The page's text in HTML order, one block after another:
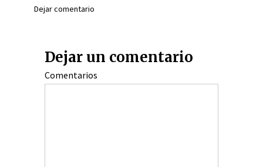
Dejar comentario
Dejar un comentario
Comentarios